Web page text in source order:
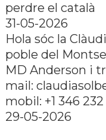
perdre el català
31-05-2026
Hola sóc la
poble del
MD Anderson i
mail:
mobil: +1 346
29-05-2026